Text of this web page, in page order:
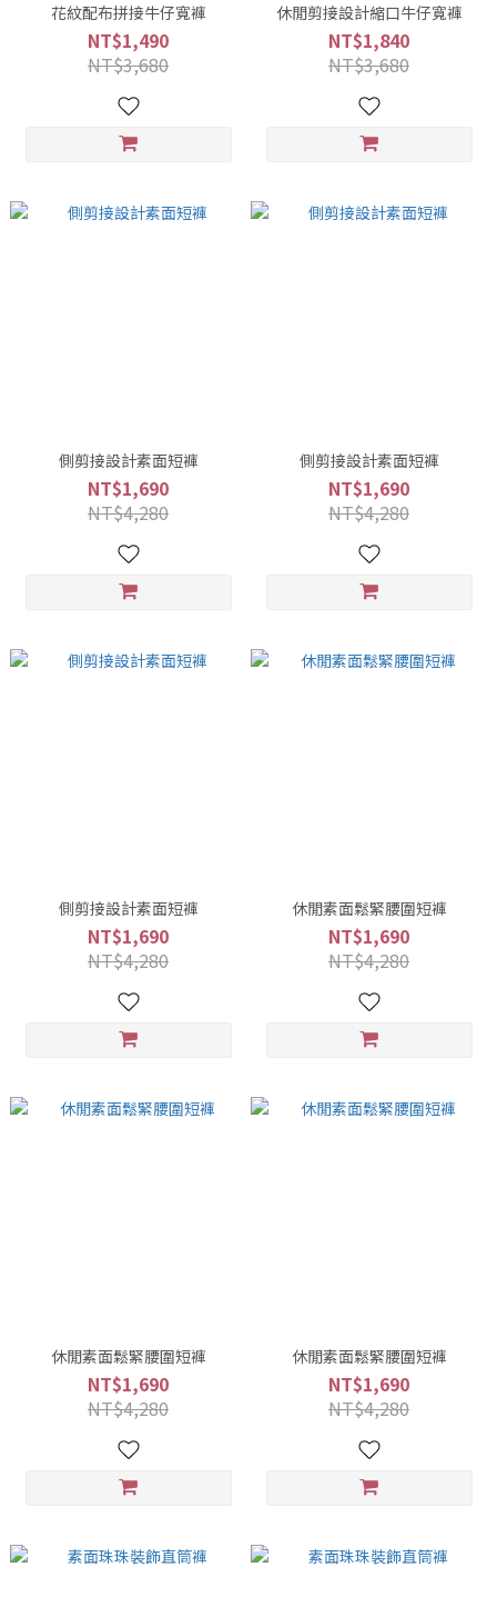
花紋配布拼接牛仔寬褲
NT$1,490
NT$3,680
休閒剪接設計縮口牛仔寬褲
NT$1,840
NT$3,680
側剪接設計素面短褲
NT$1,690
NT$4,280
側剪接設計素面短褲
NT$1,690
NT$4,280
側剪接設計素面短褲
NT$1,690
NT$4,280
休閒素面鬆緊腰圍短褲
NT$1,690
NT$4,280
休閒素面鬆緊腰圍短褲
NT$1,690
NT$4,280
休閒素面鬆緊腰圍短褲
NT$1,690
NT$4,280